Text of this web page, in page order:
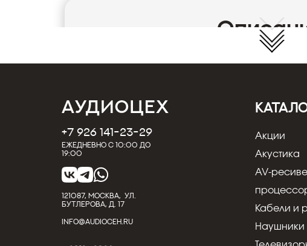
вы можете установить его отдельно в любом месте
телевизора такого размера.
Телевизор Loewe bild 2 — это также идеально
персонализированный звук и культовый дизайн
управления всеми приложениями и внешними
также можете управлять телевизором голосом с
имеет четкое, хорошо продуманное меню и
котором вы можете быстро найти свое избранное.
Прекрасно сбалансированное изображение
+7 926 141-23-29
Ежедневно с 10:00 до
19:00
121087, МОСКВА, УЛ.
БУТЛЕРОВА, Д. 17
INFO@AUDIOCEH.RU
Акции
Акустика
AV-
Кабели и
Наушники